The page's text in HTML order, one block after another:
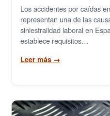
Los accidentes por caídas
representan una de las
siniestralidad laboral en
establece requisitos…
Leer más →